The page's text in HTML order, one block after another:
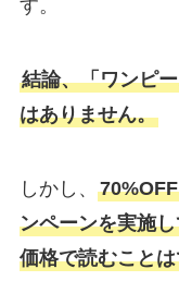
す。
結論、「ワンピ
はありません。
しかし、
ンペーンを実施
価格で読むこと